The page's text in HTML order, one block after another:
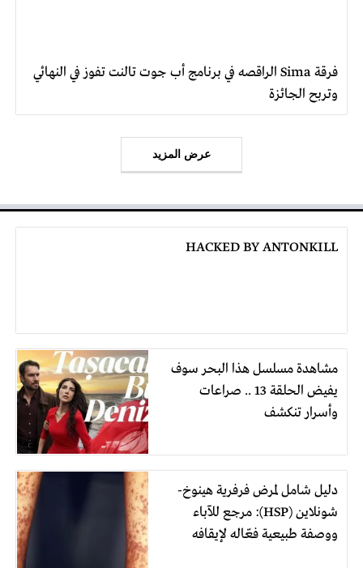
فرقة Sima الراقصه في برنامج أب جوت تالنت تفوز في النهائي
وتربح الجائزة
عرض المزيد
HACKED BY ANTONKILL
مشاهدة مسلسل هذا البحر سوف
يفيض الحلقة 13 .. صراعات
وأسرار تنكشف
دليل شامل لمرض فرفرية هينوخ-
شونلاين (HSP): مرجع للآباء
ووصفة طبيعية فعّاله لإيقافه